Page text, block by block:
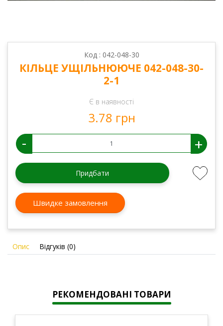
Код : 042-048-30
КІЛЬЦЕ УЩІЛЬНЮЮЧЕ 042-048-30-
2-1
Є в наявності
3.78 грн
- +
Придбати
Швидке замовлення
Опис Відгуків (0)
РЕКОМЕНДОВАНІ ТОВАРИ